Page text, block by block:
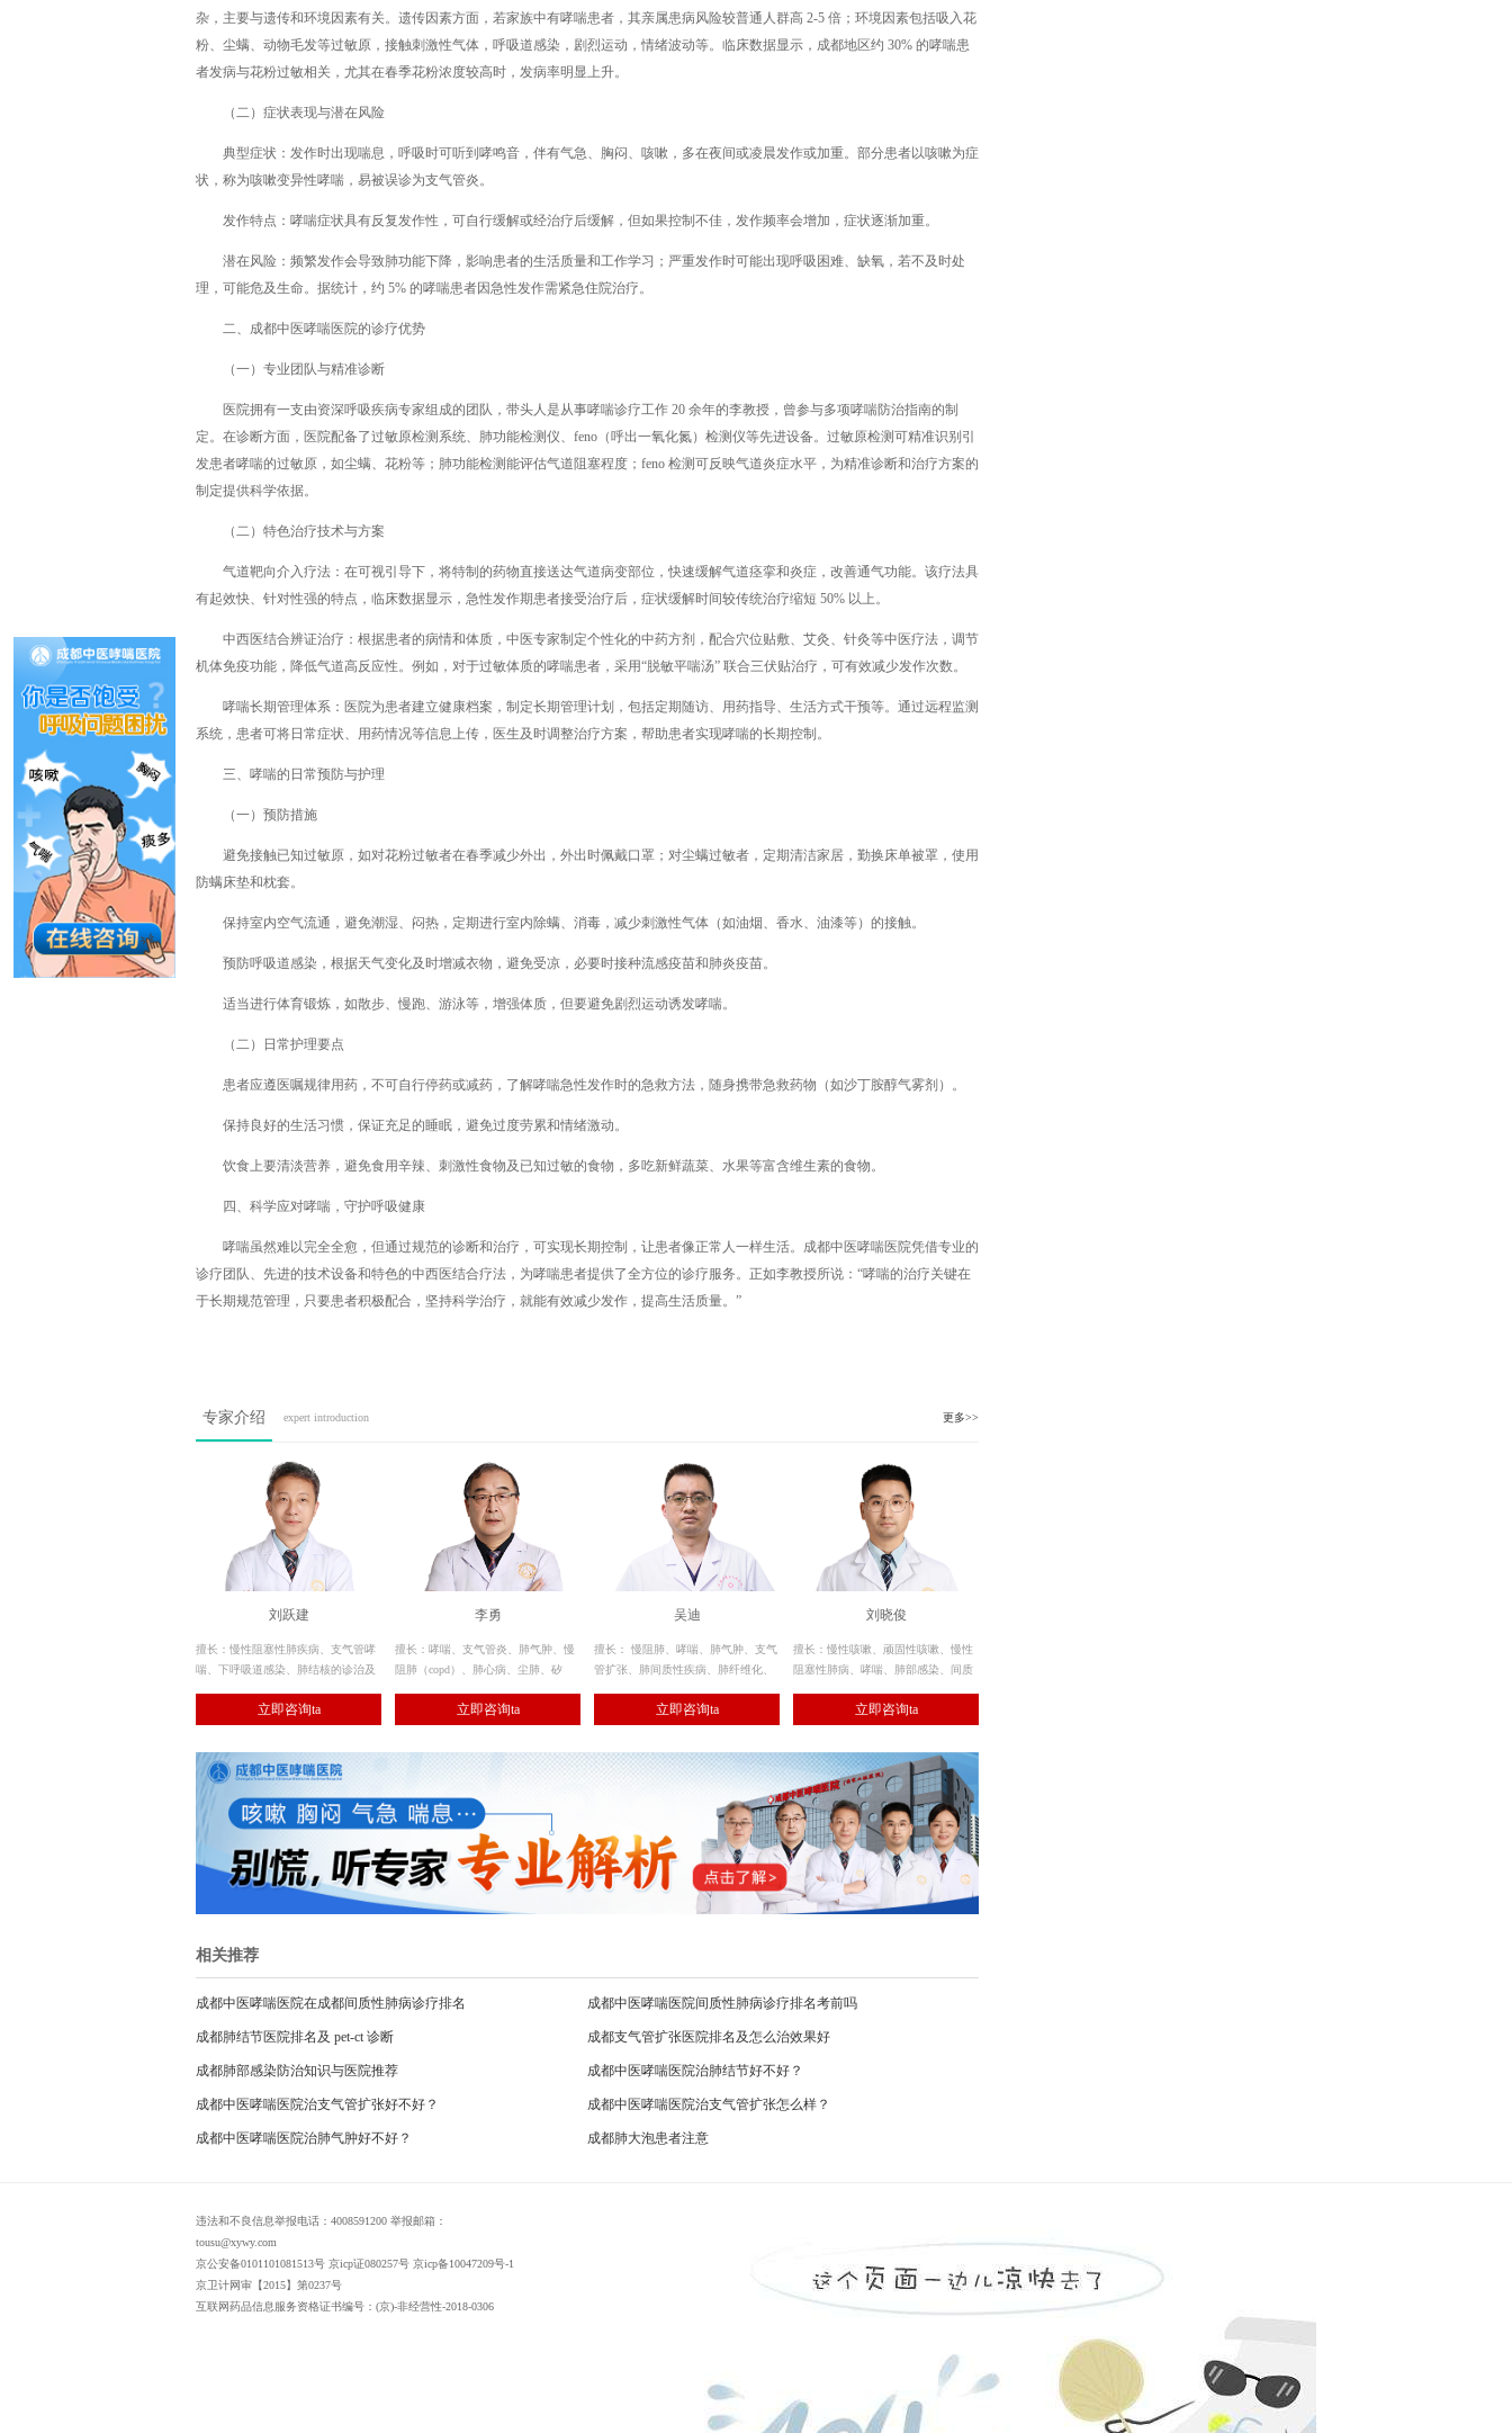
杂，主要与遗传和环境因素有关。遗传因素方面，若家族中有哮喘患者，其亲属患病风险较普通人群高 2-5 倍；环境因素包括吸入花
粉、尘螨、动物毛发等过敏原，接触刺激性气体，呼吸道感染，剧烈运动，情绪波动等。临床数据显示，成都地区约 30% 的哮喘患
者发病与花粉过敏相关，尤其在春季花粉浓度较高时，发病率明显上升。
（二）症状表现与潜在风险
典型症状：发作时出现喘息，呼吸时可听到哮鸣音，伴有气急、胸闷、咳嗽，多在夜间或凌晨发作或加重。部分患者以咳嗽为症
状，称为咳嗽变异性哮喘，易被误诊为支气管炎。
发作特点：哮喘症状具有反复发作性，可自行缓解或经治疗后缓解，但如果控制不佳，发作频率会增加，症状逐渐加重。
潜在风险：频繁发作会导致肺功能下降，影响患者的生活质量和工作学习；严重发作时可能出现呼吸困难、缺氧，若不及时处
理，可能危及生命。据统计，约 5% 的哮喘患者因急性发作需紧急住院治疗。
二、成都中医哮喘医院的诊疗优势
（一）专业团队与精准诊断
医院拥有一支由资深呼吸疾病专家组成的团队，带头人是从事哮喘诊疗工作 20 余年的李教授，曾参与多项哮喘防治指南的制
定。在诊断方面，医院配备了过敏原检测系统、肺功能检测仪、feno（呼出一氧化氮）检测仪等先进设备。过敏原检测可精准识别引
发患者哮喘的过敏原，如尘螨、花粉等；肺功能检测能评估气道阻塞程度；feno 检测可反映气道炎症水平，为精准诊断和治疗方案的
制定提供科学依据。
（二）特色治疗技术与方案
气道靶向介入疗法：在可视引导下，将特制的药物直接送达气道病变部位，快速缓解气道痉挛和炎症，改善通气功能。该疗法具
有起效快、针对性强的特点，临床数据显示，急性发作期患者接受治疗后，症状缓解时间较传统治疗缩短 50% 以上。
中西医结合辨证治疗：根据患者的病情和体质，中医专家制定个性化的中药方剂，配合穴位贴敷、艾灸、针灸等中医疗法，调节
机体免疫功能，降低气道高反应性。例如，对于过敏体质的哮喘患者，采用“脱敏平喘汤” 联合三伏贴治疗，可有效减少发作次数。
哮喘长期管理体系：医院为患者建立健康档案，制定长期管理计划，包括定期随访、用药指导、生活方式干预等。通过远程监测
系统，患者可将日常症状、用药情况等信息上传，医生及时调整治疗方案，帮助患者实现哮喘的长期控制。
三、哮喘的日常预防与护理
（一）预防措施
避免接触已知过敏原，如对花粉过敏者在春季减少外出，外出时佩戴口罩；对尘螨过敏者，定期清洁家居，勤换床单被罩，使用
防螨床垫和枕套。
保持室内空气流通，避免潮湿、闷热，定期进行室内除螨、消毒，减少刺激性气体（如油烟、香水、油漆等）的接触。
预防呼吸道感染，根据天气变化及时增减衣物，避免受凉，必要时接种流感疫苗和肺炎疫苗。
适当进行体育锻炼，如散步、慢跑、游泳等，增强体质，但要避免剧烈运动诱发哮喘。
（二）日常护理要点
患者应遵医嘱规律用药，不可自行停药或减药，了解哮喘急性发作时的急救方法，随身携带急救药物（如沙丁胺醇气雾剂）。
保持良好的生活习惯，保证充足的睡眠，避免过度劳累和情绪激动。
饮食上要清淡营养，避免食用辛辣、刺激性食物及已知过敏的食物，多吃新鲜蔬菜、水果等富含维生素的食物。
四、科学应对哮喘，守护呼吸健康
哮喘虽然难以完全全愈，但通过规范的诊断和治疗，可实现长期控制，让患者像正常人一样生活。成都中医哮喘医院凭借专业的
诊疗团队、先进的技术设备和特色的中西医结合疗法，为哮喘患者提供了全方位的诊疗服务。正如李教授所说：“哮喘的治疗关键在
于长期规范管理，只要患者积极配合，坚持科学治疗，就能有效减少发作，提高生活质量。”
专家介绍 expert introduction 更多>>
刘跃建
擅长：慢性阻塞性肺疾病、支气管哮
喘、下呼吸道感染、肺结核的诊治及
熟练应用呼吸内镜的诊断和治疗性应
立即咨询ta
李勇
擅长：哮喘、支气管炎、肺气肿、慢
阻肺（copd）、肺心病、尘肺、矽
肺炎、肺部感染、肺纤维化、肺结
治。
立即咨询ta
吴迪
擅长： 慢阻肺、哮喘、肺气肿、支气
管扩张、肺间质性疾病、肺纤维化、
高压、肺血管畸形等疾病的诊治。
立即咨询ta
刘晓俊
擅长：慢性咳嗽、顽固性咳嗽、慢性
阻塞性肺病、哮喘、肺部感染、间质
肺部炎症及气道疾病的诊治。
立即咨询ta
相关推荐
成都中医哮喘医院在成都间质性肺病诊疗排名 成都中医哮喘医院间质性肺病诊疗排名考前吗
成都肺结节医院排名及 pet-ct 诊断 成都支气管扩张医院排名及怎么治效果好
成都肺部感染防治知识与医院推荐 成都中医哮喘医院治肺结节好不好？
成都中医哮喘医院治支气管扩张好不好？ 成都中医哮喘医院治支气管扩张怎么样？
成都中医哮喘医院治肺气肿好不好？ 成都肺大泡患者注意
违法和不良信息举报电话：4008591200 举报邮箱：
tousu@xywy.com
京公安备0101101081513号 京icp证080257号 京icp备10047209号-1
京卫计网审【2015】第0237号
互联网药品信息服务资格证书编号：(京)-非经营性-2018-0306